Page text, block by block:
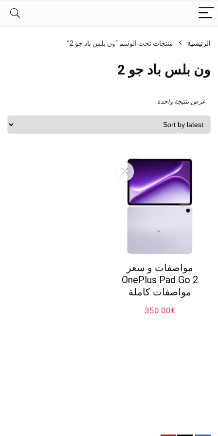
الرئيسية منتجات تحت الوسم “ون بلس باد جو 2”
ون بلس باد جو 2
عرض نتتيجة واحدة
مواصفات و سعر
OnePlus Pad Go 2
مواصفات كاملة
€
350.00